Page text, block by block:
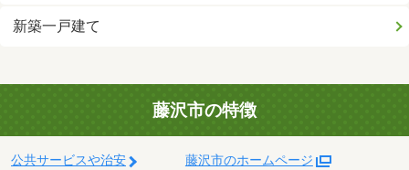
新築一戸建て
藤沢市の特徴
公共サービスや治安 藤沢市のホームページ